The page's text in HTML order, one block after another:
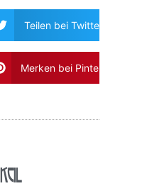
Teilen bei Twitter
Merken bei Pinterest